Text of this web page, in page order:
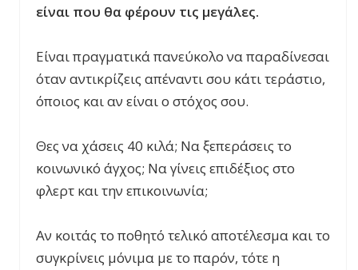
είναι που θα φέρουν τις μεγάλες.
Είναι πραγματικά πανεύκολο να παραδίνεσαι
όταν αντικρίζεις απέναντι σου κάτι τεράστιο,
όποιος και αν είναι ο στόχος σου.
Θες να χάσεις 40 κιλά; Να ξεπεράσεις το
κοινωνικό άγχος; Να γίνεις επιδέξιος στο
φλερτ και την επικοινωνία;
Αν κοιτάς το ποθητό τελικό αποτέλεσμα και το
συγκρίνεις μόνιμα με το παρόν, τότε η